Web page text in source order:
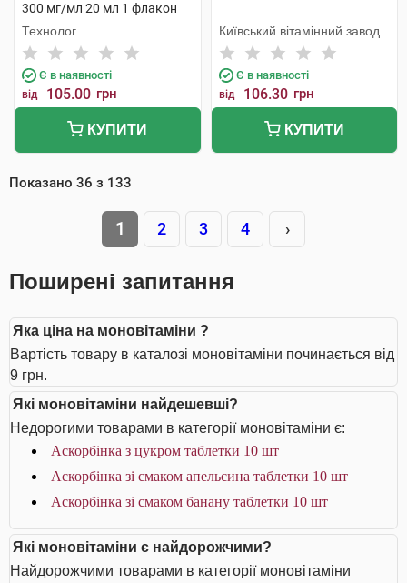
300 мг/мл 20 мл 1 флакон
Технолог
Є в наявності
від 105.00 грн
КУПИТИ
Київський вітамінний завод
Є в наявності
від 106.30 грн
КУПИТИ
Показано 36 з 133
1 2 3 4 ›
Поширені запитання
Яка ціна на моновітаміни ?
Вартість товару в каталозі моновітаміни починається від
9 грн.
Які моновітаміни найдешевші?
Недорогими товарами в категорії моновітаміни є:
Аскорбінка з цукром таблетки 10 шт
Аскорбінка зі смаком апельсина таблетки 10 шт
Аскорбінка зі смаком банану таблетки 10 шт
Які моновітаміни є найдорожчими?
Найдорожчими товарами в категорії моновітаміни